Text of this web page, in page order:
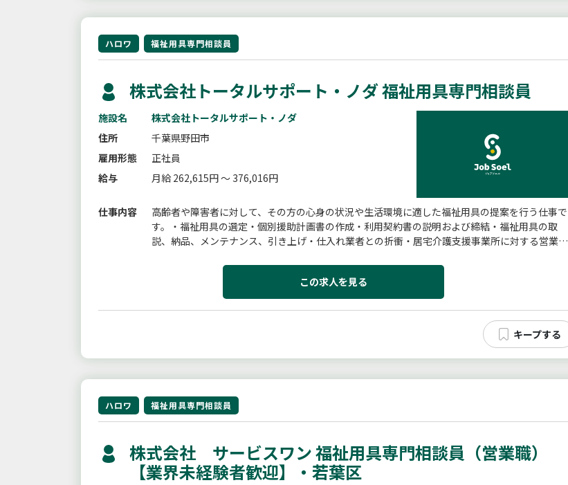
ハロワ 福祉用具専門相談員
株式会社トータルサポート・ノダ 福祉用具専門相談員
施設名
株式会社トータルサポート・ノダ
住所
千葉県野田市
雇用形態
正社員
給与
月給 262,615円 ～ 376,016円
仕事内容
高齢者や障害者に対して、その方の心身の状況や生活環境に適した福祉用具の提案を行う仕事で
す。・福祉用具の選定・個別援助計画書の作成・利用契約書の説明および締結・福祉用具の取
説、納品、メンテナンス、引き上げ・仕入れ業者との折衝・居宅介護支援事業所に対する営業活
この求人を見る
ハロワ 福祉用具専門相談員
株式会社 サービスワン 福祉用具専門相談員（営業職）
【業界未経験者歓迎】・若葉区